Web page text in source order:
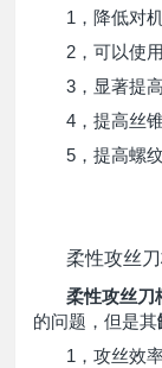
1，降低对
2，可以使
3，显著提
4，提高丝
5，提高螺
柔性攻丝
柔性攻丝刀
的问题，但是其
1，攻丝效